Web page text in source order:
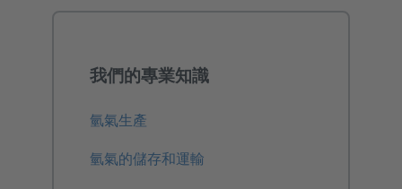
我們的專業知識
氫氣生產
氫氣的儲存和運輸